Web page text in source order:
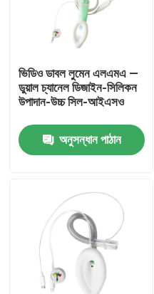
VR প্রদর্শন
ভিডিও ডাবল লুমেন এলএমএ —
ডুয়াল চ্যানেল ডিজাইন-সিলিকন
উপাদান-উচ্চ সিল-আইএসও
অনুসন্ধান পাঠান